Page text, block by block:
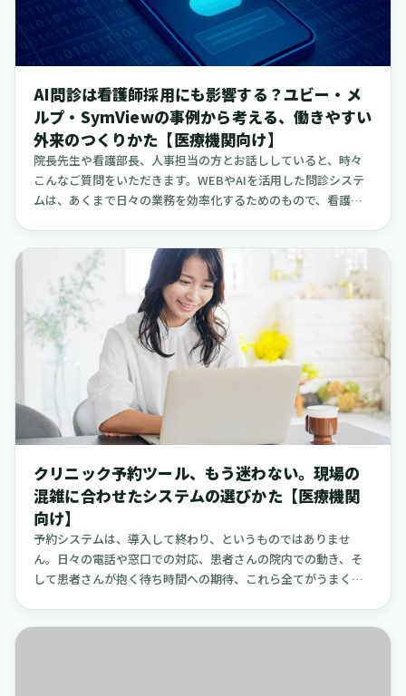
た使い分けを、できる限り具体的な事例を交えながら整理して
いきます。先に結論をお伝えすると、いずれのツールも全てを
完璧にこなす万能選手というわけではありません。しかし、そ
ックに合ったものから、適切な順序で導入を進めることで、驚
くほど記録業務の負担を軽くすることが可能です。
AI問診は看護師採用にも影響する？ユビー・メ
ルプ・SymViewの事例から考える、働きやすい
外来のつくりかた【医療機関向け】
院長先生や看護部長、人事担当の方とお話ししていると、時々
こんなご質問をいただきます。WEBやAIを活用した問診システ
ムは、あくまで日々の業務を効率化するためのもので、看護師
ールをうまく活用し、運用を工夫することで、看護師の働きや
すさが向上し、結果として採用や定着にも良い影響を与えうる
と感じています。本稿では、代表的なWEB/AI問診システムであ
るユビーAI問診、メルプ、SymView（シムビュー）の3つを取
り上げます。そして、主に小規模の病院やクリニックで公開さ
れている具体的な導入事例をもとに、これらのシステムがどの
ように看護師の働きやすさにつながり、離職の抑制や応募者の
増加に結びついていくのか、その道筋を一つひとつ丁寧に、
淡々と整理していきたいと思います。途中では、現場で実践し
て「これはやってみてよかった」と感じられるような、具体的
クリニック予約ツール、もう迷わない。現場の
混雑に合わせたシステムの選びかた【医療機関
向け】
予約システムは、導入して終わり、というものではありませ
ん。日々の電話や窓口での対応、患者さんの院内での動き、そ
して患者さんが抱く待ち時間への期待、これら全てがうまく連